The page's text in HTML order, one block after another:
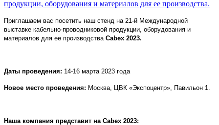
продукции, оборудования и материалов для ее производства.
Приглашаем вас посетить наш стенд на 21-й Международной
выставке кабельно-проводниковой продукции, оборудования и
материалов для ее производства Cabex 2023.
Даты проведения: 14-16 марта 2023 года
Новое место проведения: Москва, ЦВК «Экспоцентр», Павильон 1.
Наша компания представит на Cabex 2023: